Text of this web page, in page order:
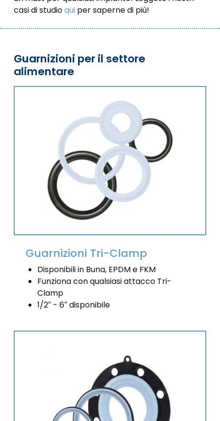
casi di studioqui per saperne di più!
Guarnizioni per il settore
alimentare
Guarnizioni Tri-Clamp
Disponibili in Buna, EPDM e FKM
Funziona con qualsiasi attacco Tri-
Clamp
1/2″ - 6″ disponibile